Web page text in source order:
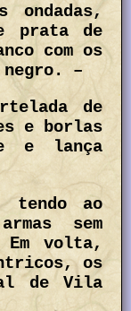
ondadas,
prata de
com os
–
de
e borlas
e lança
ao
sem
Em volta,
os
de Vila